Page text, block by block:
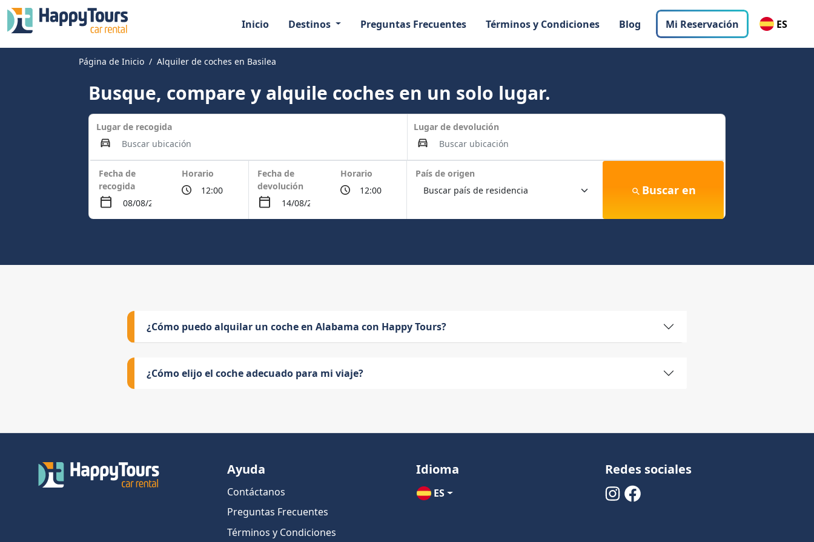
Inicio Destinos Preguntas Frecuentes Términos y Condiciones Blog Mi Reservación ES
Página de Inicio Alquiler de coches en Basilea
Busque, compare y alquile coches en un solo lugar.
Lugar de recogida Lugar de devolución
Fecha de
recogida
Horario
Fecha de
devolución
Horario País de origen
Buscar en
¿Cómo puedo alquilar un coche en Alabama con Happy Tours?
¿Cómo elijo el coche adecuado para mi viaje?
Ayuda
Contáctanos
Preguntas Frecuentes
Términos y Condiciones
Idioma
ES
Redes sociales